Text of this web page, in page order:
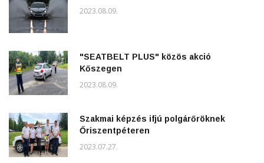
2023.08.09.
"SEATBELT PLUS" közös akció
Kőszegen
2023.08.09.
Szakmai képzés ifjú polgárőröknek
Őriszentpéteren
2023.07.27.